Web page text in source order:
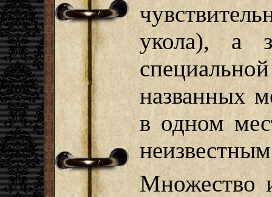
укола), а
названных
в одном
Множество